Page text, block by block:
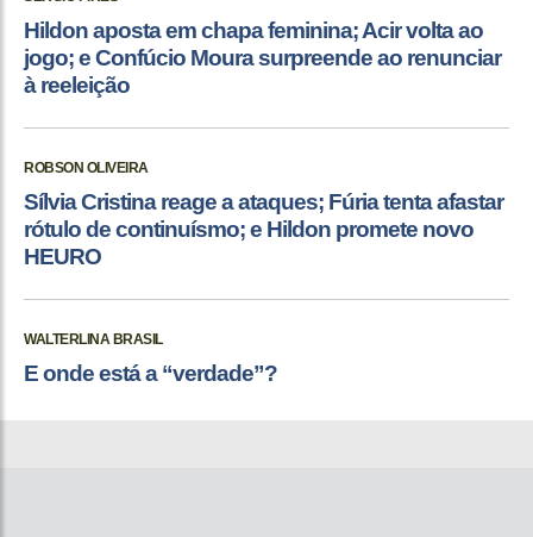
Hildon aposta em chapa feminina; Acir volta ao
jogo; e Confúcio Moura surpreende ao renunciar
à reeleição
ROBSON OLIVEIRA
Sílvia Cristina reage a ataques; Fúria tenta afastar
rótulo de continuísmo; e Hildon promete novo
HEURO
WALTERLINA BRASIL
E onde está a “verdade”?